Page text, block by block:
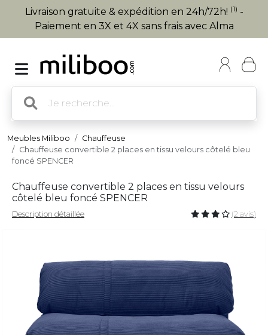
Livraison gratuite & expédition en 24h/72h! (1) -
Paiement en 3X et 4X sans frais avec Alma
Meubles Miliboo
Chauffeuse
Chauffeuse convertible 2 places en tissu velours côtelé bleu
foncé SPENCER
Chauffeuse convertible 2 places en tissu velours
côtelé bleu foncé SPENCER
Description détaillée (2 avis)